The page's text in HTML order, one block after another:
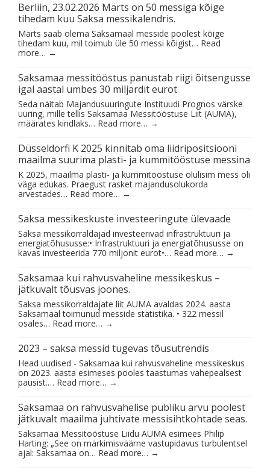
Berliin, 23.02.2026 Märts on 50 messiga kõige
tihedam kuu Saksa messikalendris.
Märts saab olema Saksamaal messide poolest kõige
tihedam kuu, mil toimub üle 50 messi kõigist… Read
more… →
Saksamaa messitööstus panustab riigi õitsengusse
igal aastal umbes 30 miljardit eurot
Seda näitab Majandusuuringute Instituudi Prognos värske
uuring, mille tellis Saksamaa Messitööstuse Liit (AUMA),
määrates kindlaks… Read more… →
Düsseldorfi K 2025 kinnitab oma liidripositsiooni
maailma suurima plasti- ja kummitööstuse messina
K 2025, maailma plasti- ja kummitööstuse olulisim mess oli
väga edukas. Praegust rasket majandusolukorda
arvestades… Read more… →
Saksa messikeskuste investeeringute ülevaade
Saksa messikorraldajad investeerivad infrastruktuuri ja
energiatõhususse:• Infrastruktuuri ja energiatõhususse on
kavas investeerida 770 miljonit eurot•… Read more… →
Saksamaa kui rahvusvaheline messikeskus –
jätkuvalt tõusvas joones.
Saksa messikorraldajate liit AUMA avaldas 2024. aasta
Saksamaal toimunud messide statistika. • 322 messil
osales… Read more… →
2023 – saksa messid tugevas tõusutrendis
Head uudised - Saksamaa kui rahvusvaheline messikeskus
on 2023. aasta esimeses pooles taastumas vahepealsest
pausist.… Read more… →
Saksamaa on rahvusvahelise publiku arvu poolest
jätkuvalt maailma juhtivate messisihtkohtade seas.
Saksamaa Messitööstuse Liidu AUMA esimees Philip
Harting: „See on märkimisväärne vastupidavus turbulentsel
ajal: Saksamaa on… Read more… →